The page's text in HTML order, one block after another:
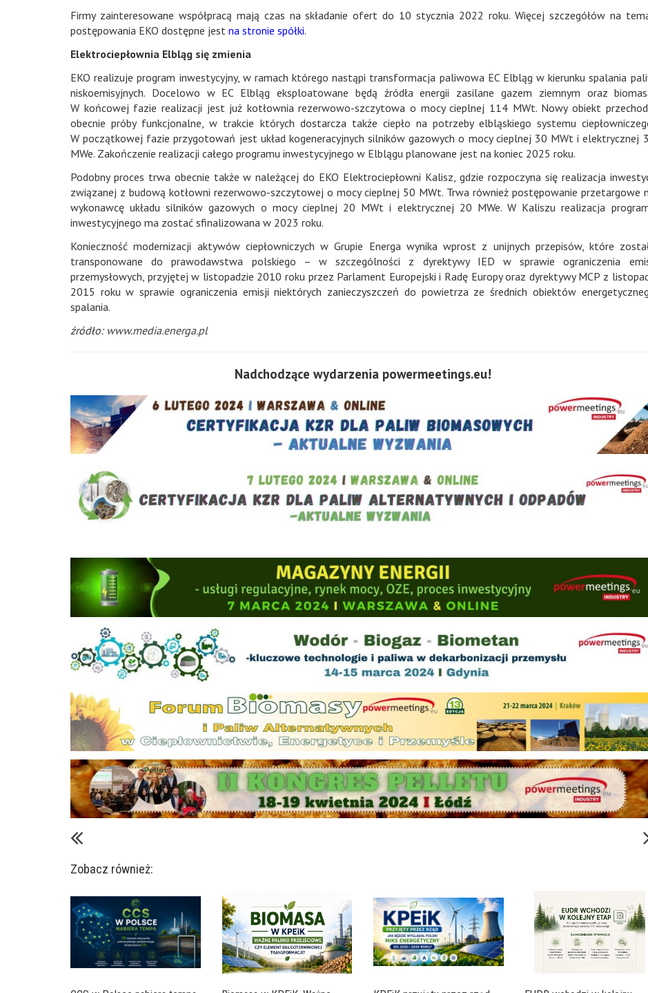
Firmy zainteresowane współpracą mają czas na składanie ofert do 10 stycznia 2022 roku. Więcej szczegółów na
postępowania EKO dostępne jest na stronie spółki.
Elektrociepłownia Elbląg się zmienia
EKO realizuje program inwestycyjny, w ramach którego nastąpi transformacja paliwowa EC Elbląg w kierunku spalania
niskoemisyjnych. Docelowo w EC Elbląg eksploatowane będą źródła energii zasilane gazem ziemnym oraz
W końcowej fazie realizacji jest już kotłownia rezerwowo-szczytowa o mocy cieplnej 114 MWt. Nowy obiekt
obecnie próby funkcjonalne, w trakcie których dostarcza także ciepło na potrzeby elbląskiego systemu
W początkowej fazie przygotowań jest układ kogeneracyjnych silników gazowych o mocy cieplnej 30 MWt i elektrycznej
MWe. Zakończenie realizacji całego programu inwestycyjnego w Elblągu planowane jest na koniec 2025 roku.
Podobny proces trwa obecnie także w należącej do EKO Elektrociepłowni Kalisz, gdzie rozpoczyna się realizacja
związanej z budową kotłowni rezerwowo-szczytowej o mocy cieplnej 50 MWt. Trwa również postępowanie przetargowe
wykonawcę układu silników gazowych o mocy cieplnej 20 MWt i elektrycznej 20 MWe. W Kaliszu realizacja
inwestycyjnego ma zostać sfinalizowana w 2023 roku.
Konieczność modernizacji aktywów ciepłowniczych w Grupie Energa wynika wprost z unijnych przepisów, które
transponowane do prawodawstwa polskiego – w szczególności z dyrektywy IED w sprawie ograniczenia
przemysłowych, przyjętej w listopadzie 2010 roku przez Parlament Europejski i Radę Europy oraz dyrektywy MCP z
2015 roku w sprawie ograniczenia emisji niektórych zanieczyszczeń do powietrza ze średnich obiektów
spalania.
źródło: www.media.energa.pl
Nadchodzące wydarzenia powermeetings.eu!
Zobacz również: